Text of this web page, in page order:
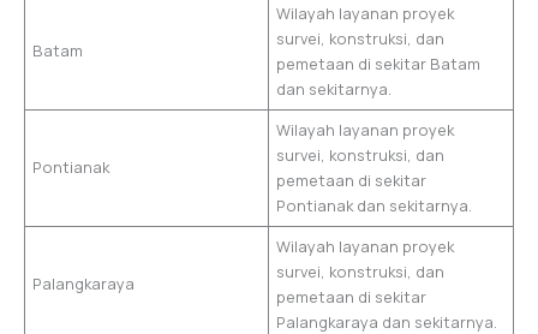
Batam
Wilayah layanan proyek
survei, konstruksi, dan
pemetaan di sekitar Batam
dan sekitarnya.
Pontianak
Wilayah layanan proyek
survei, konstruksi, dan
pemetaan di sekitar
Pontianak dan sekitarnya.
Palangkaraya
Wilayah layanan proyek
survei, konstruksi, dan
pemetaan di sekitar
Palangkaraya dan sekitarnya.